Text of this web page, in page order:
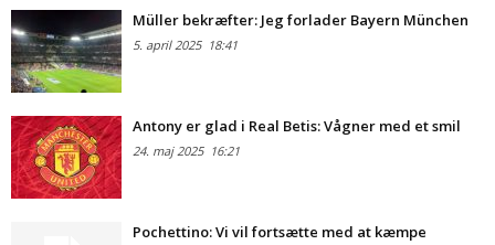
Müller bekræfter: Jeg forlader Bayern München
5. april 202518:41
Antony er glad i Real Betis: Vågner med et smil
24. maj 202516:21
Pochettino: Vi vil fortsætte med at kæmpe